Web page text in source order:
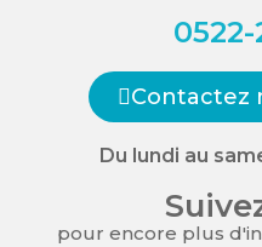
Contactez
Du lundi au
pour encore plus